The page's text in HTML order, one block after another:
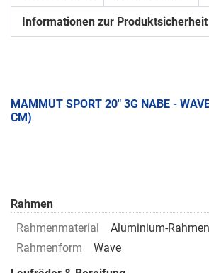
Informationen zur Produktsicherheit
MAMMUT SPORT 20" 3G NABE -
CM)
Rahmen
Rahmenmaterial
Aluminium-Rahmen
Rahmenform
Wave